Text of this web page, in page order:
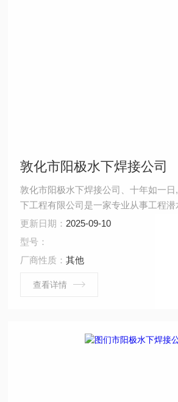
敦化市阳极水下焊接公司
敦化市阳极水下焊接公司、十年如一日
下工程有限公司是一家专业从事工程
检测资质服务的企业，水下施工人员全
考核委员会颁发的潜水员专业证书，水
善于接受新观念，不断挑战新技术，新
业技术水准，为客户提供的服务。
更新日期： 2025-09-10
型号：
厂商性质：其他
查看详情